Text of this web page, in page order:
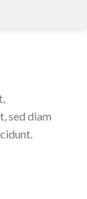
sed diam